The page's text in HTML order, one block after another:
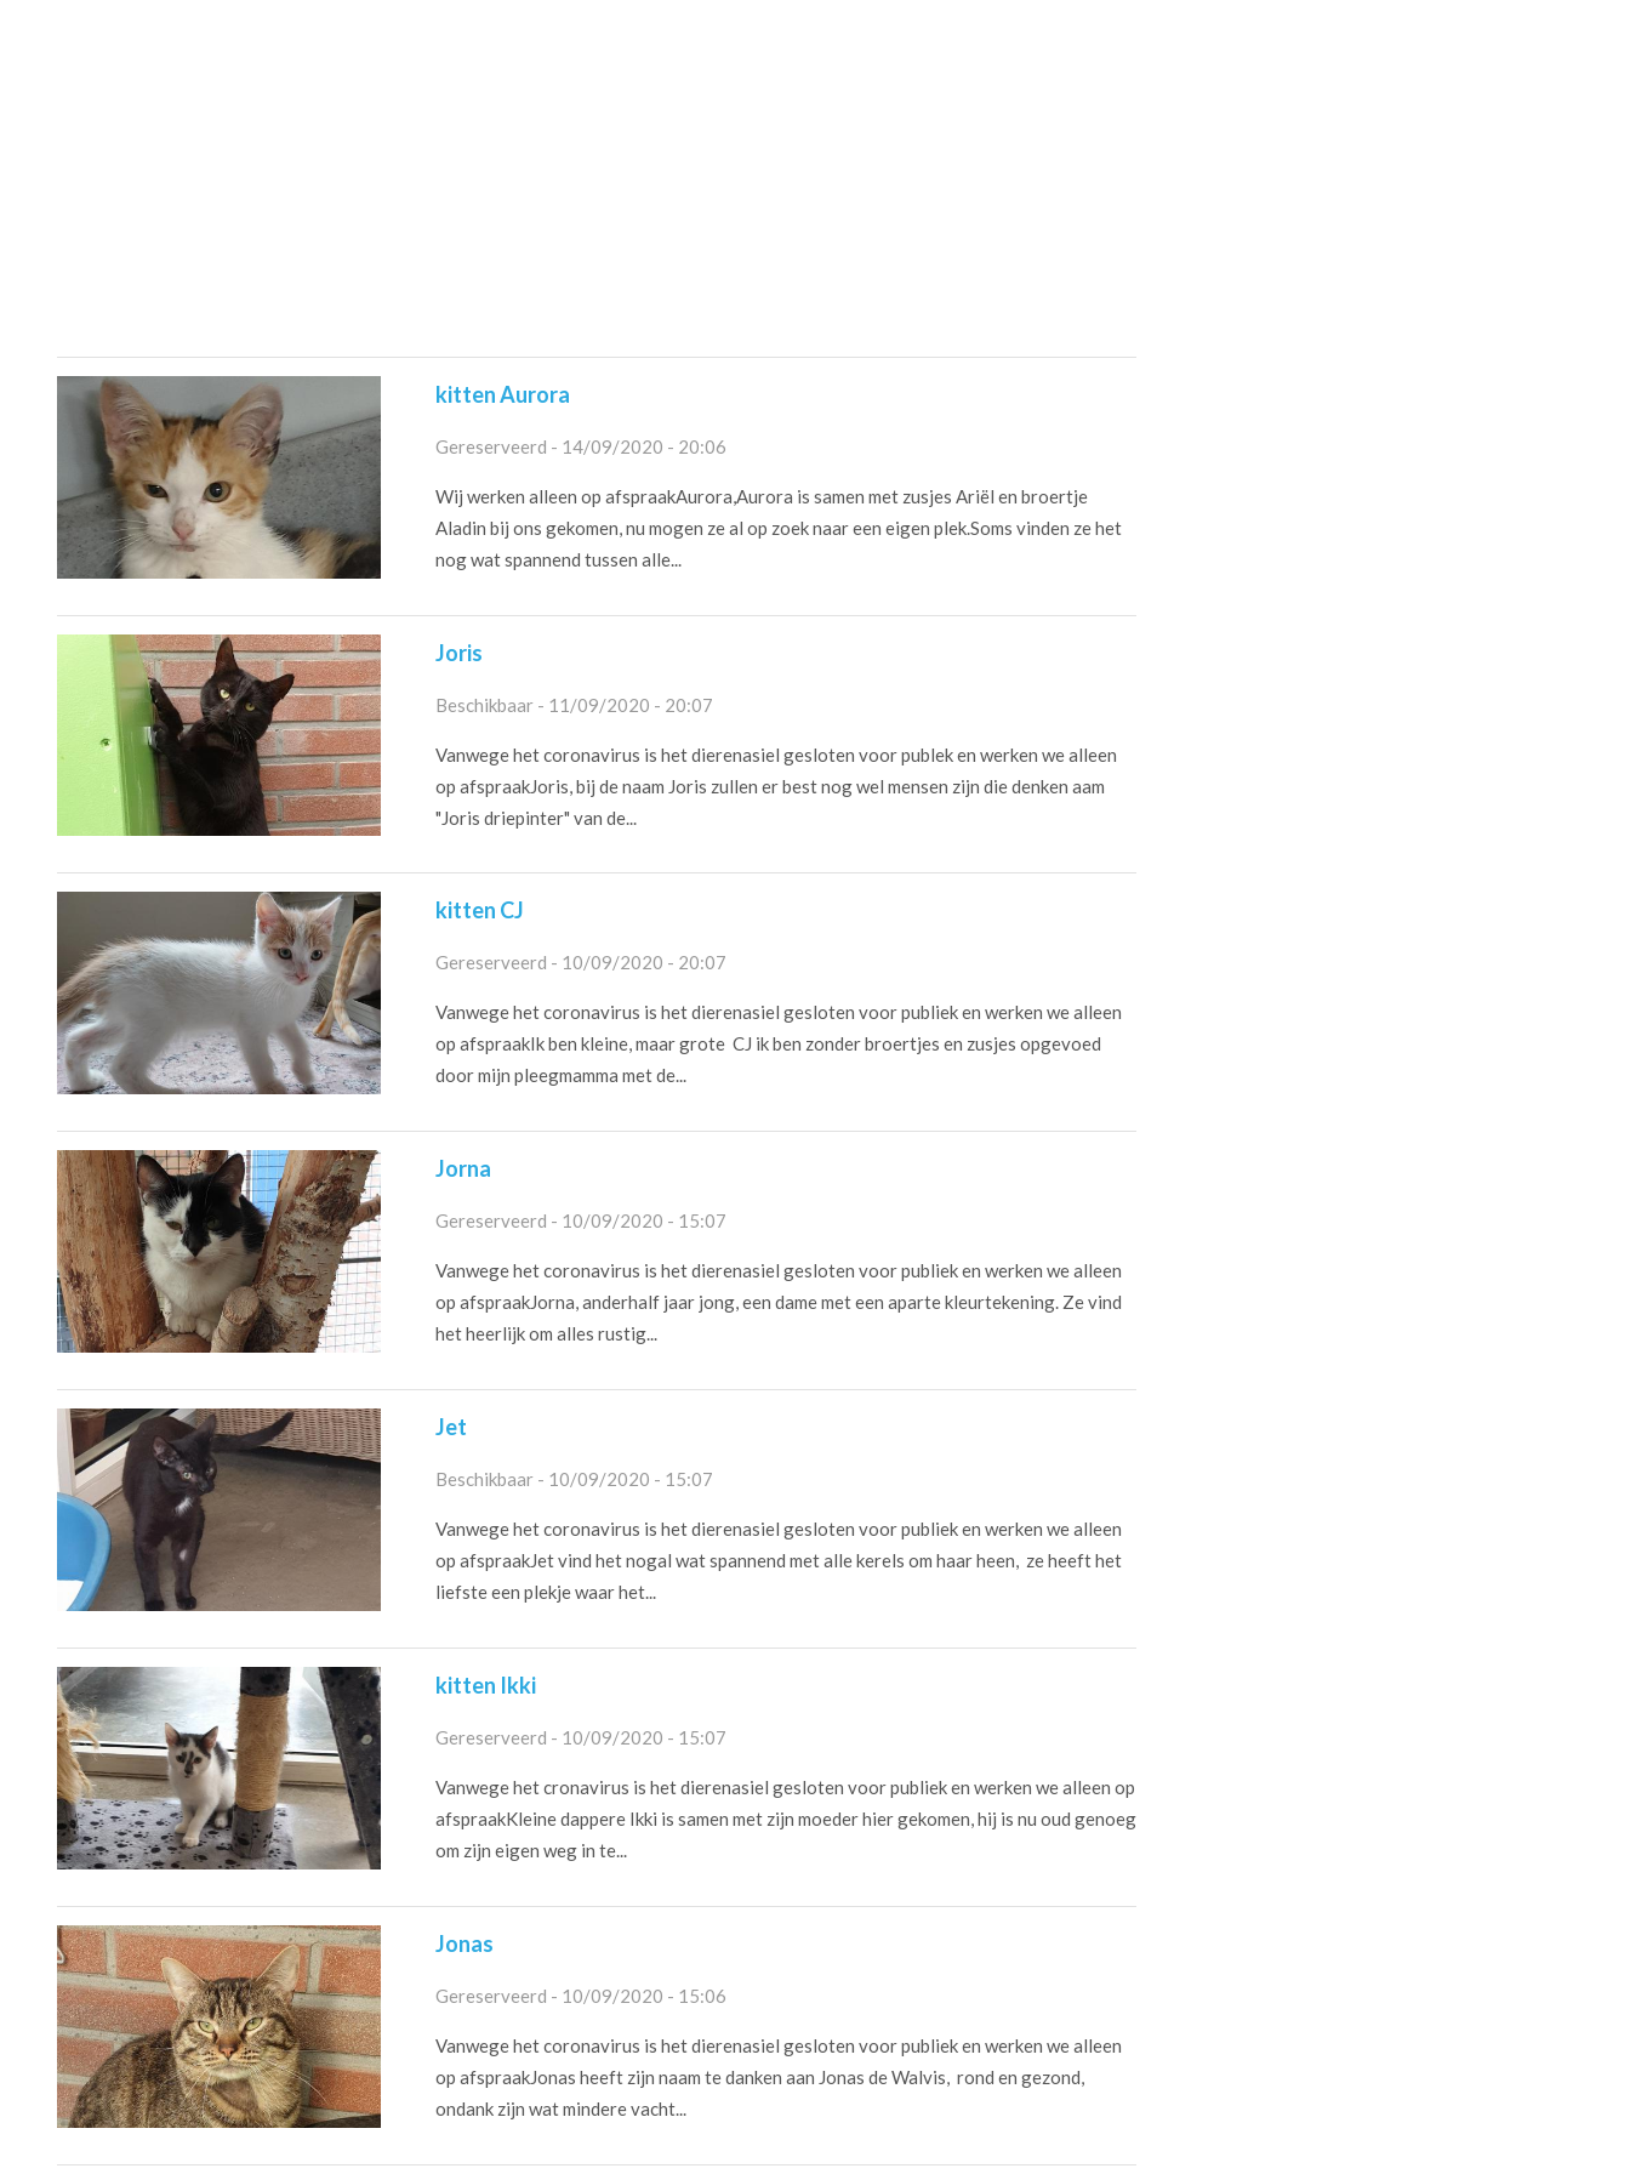
kitten Aurora
Gereserveerd - 14/09/2020 - 20:06
Wij werken alleen op afspraakAurora,Aurora is samen met zusjes Ariël en broertje
Aladin bij ons gekomen, nu mogen ze al op zoek naar een eigen plek.Soms vinden ze het
nog wat spannend tussen alle...
Joris
Beschikbaar - 11/09/2020 - 20:07
Vanwege het coronavirus is het dierenasiel gesloten voor publek en werken we alleen
op afspraakJoris, bij de naam Joris zullen er best nog wel mensen zijn die denken aam
"Joris driepinter" van de...
kitten CJ
Gereserveerd - 10/09/2020 - 20:07
Vanwege het coronavirus is het dierenasiel gesloten voor publiek en werken we alleen
op afspraakIk ben kleine, maar grote CJ ik ben zonder broertjes en zusjes opgevoed
door mijn pleegmamma met de...
Jorna
Gereserveerd - 10/09/2020 - 15:07
Vanwege het coronavirus is het dierenasiel gesloten voor publiek en werken we alleen
op afspraakJorna, anderhalf jaar jong, een dame met een aparte kleurtekening. Ze vind
het heerlijk om alles rustig...
Jet
Beschikbaar - 10/09/2020 - 15:07
Vanwege het coronavirus is het dierenasiel gesloten voor publiek en werken we alleen
op afspraakJet vind het nogal wat spannend met alle kerels om haar heen, ze heeft het
liefste een plekje waar het...
kitten Ikki
Gereserveerd - 10/09/2020 - 15:07
Vanwege het cronavirus is het dierenasiel gesloten voor publiek en werken we alleen op
afspraakKleine dappere Ikki is samen met zijn moeder hier gekomen, hij is nu oud genoeg
om zijn eigen weg in te...
Jonas
Gereserveerd - 10/09/2020 - 15:06
Vanwege het coronavirus is het dierenasiel gesloten voor publiek en werken we alleen
op afspraakJonas heeft zijn naam te danken aan Jonas de Walvis, rond en gezond,
ondank zijn wat mindere vacht...